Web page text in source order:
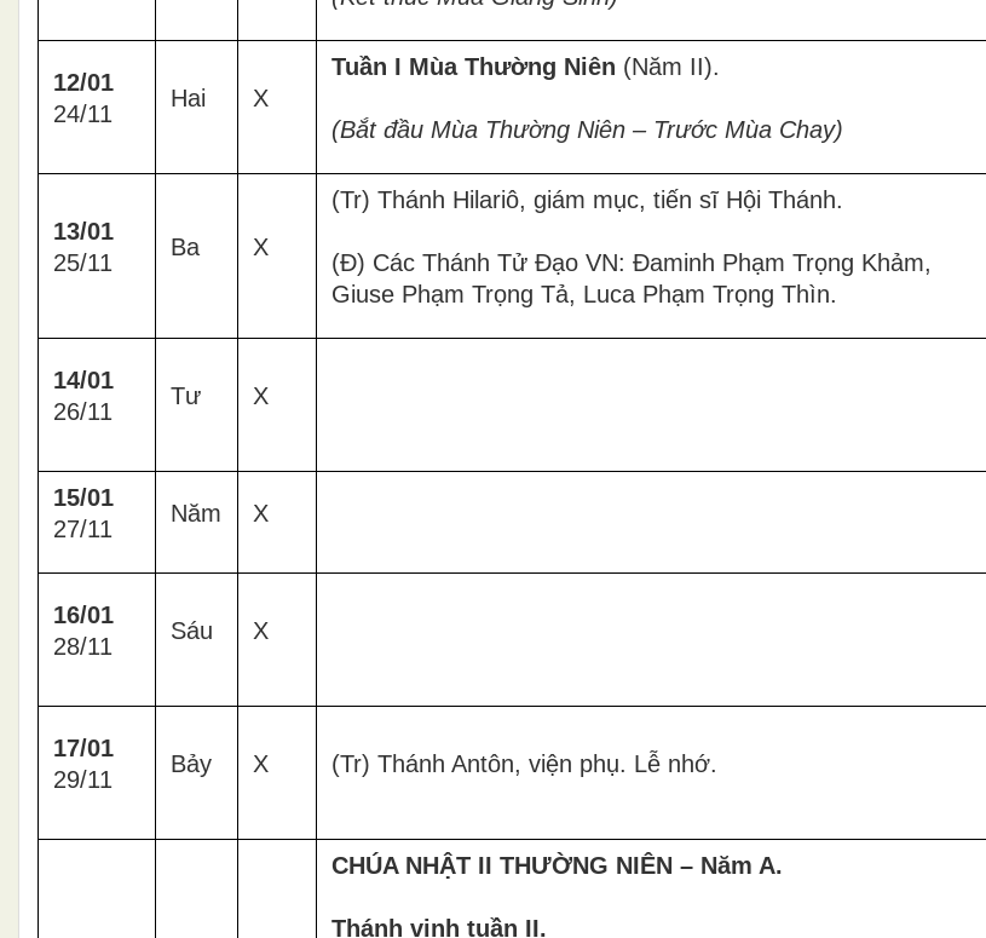
12/01
24/11
Hai X
Tuần I Mùa Thường Niên (Năm II).
(Bắt đầu Mùa Thường Niên – Trước Mùa Chay)
13/01
25/11
Ba X
(Tr) Thánh Hilariô, giám mục, tiến sĩ Hội Thánh.
(Đ) Các Thánh Tử Đạo VN: Đaminh Phạm Trọng Khảm,
Giuse Phạm Trọng Tả, Luca Phạm Trọng Thìn.
14/01
26/11
Tư X
15/01
27/11
Năm X
16/01
28/11
Sáu X
17/01
29/11
Bảy X (Tr) Thánh Antôn, viện phụ. Lễ nhớ.
CHÚA NHẬT II THƯỜNG NIÊN – Năm A.
Thánh vịnh tuần II.